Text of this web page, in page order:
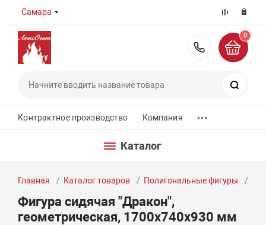
Самара
8 (800)
0
Контрактное производство Компания ...
Каталог
Главная Каталог товаров Полигональные фигуры
Фигура сидячая "Дракон",
геометрическая, 1700х740х930 мм